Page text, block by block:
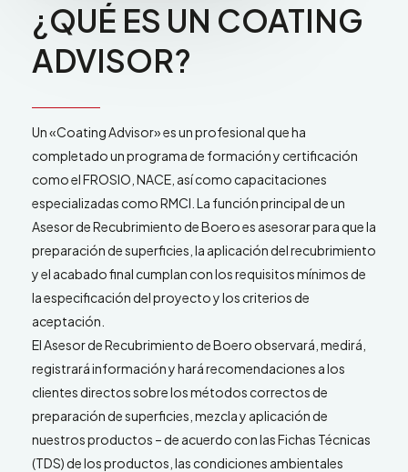
¿QUÉ ES UN COATING
ADVISOR?
Un «Coating Advisor» es un profesional que ha
completado un programa de formación y certificación
como el FROSIO, NACE, así como capacitaciones
especializadas como RMCI. La función principal de un
Asesor de Recubrimiento de Boero es asesorar para que la
preparación de superficies, la aplicación del recubrimiento
y el acabado final cumplan con los requisitos mínimos de
la especificación del proyecto y los criterios de
aceptación.
El Asesor de Recubrimiento de Boero observará, medirá,
registrará información y hará recomendaciones a los
clientes directos sobre los métodos correctos de
preparación de superficies, mezcla y aplicación de
nuestros productos – de acuerdo con las Fichas Técnicas
(TDS) de los productos, las condiciones ambientales